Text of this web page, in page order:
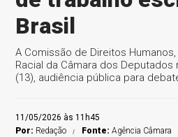
Brasil
A Comissão de Direitos
Racial da Câmara dos Deputados
(13), audiência pública para
11/05/2026 às 11h45
Por: Redação Fonte:Agência Câmara